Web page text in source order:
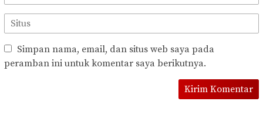
Simpan nama, email, dan situs web saya pada
peramban ini untuk komentar saya berikutnya.